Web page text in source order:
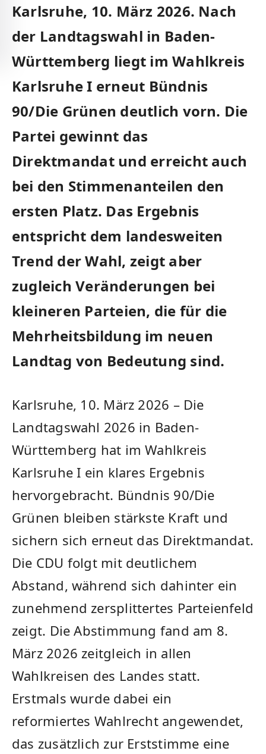
Karlsruhe, 10. März 2026. Nach
der Landtagswahl in Baden-
Württemberg liegt im Wahlkreis
Karlsruhe I erneut Bündnis
90/Die Grünen deutlich vorn. Die
Partei gewinnt das
Direktmandat und erreicht auch
bei den Stimmenanteilen den
ersten Platz. Das Ergebnis
entspricht dem landesweiten
Trend der Wahl, zeigt aber
zugleich Veränderungen bei
kleineren Parteien, die für die
Mehrheitsbildung im neuen
Landtag von Bedeutung sind.
Karlsruhe, 10. März 2026 – Die
Landtagswahl 2026 in Baden-
Württemberg hat im Wahlkreis
Karlsruhe I ein klares Ergebnis
hervorgebracht. Bündnis 90/Die
Grünen bleiben stärkste Kraft und
sichern sich erneut das Direktmandat.
Die CDU folgt mit deutlichem
Abstand, während sich dahinter ein
zunehmend zersplittertes Parteienfeld
zeigt. Die Abstimmung fand am 8.
März 2026 zeitgleich in allen
Wahlkreisen des Landes statt.
Erstmals wurde dabei ein
reformiertes Wahlrecht angewendet,
das zusätzlich zur Erststimme eine